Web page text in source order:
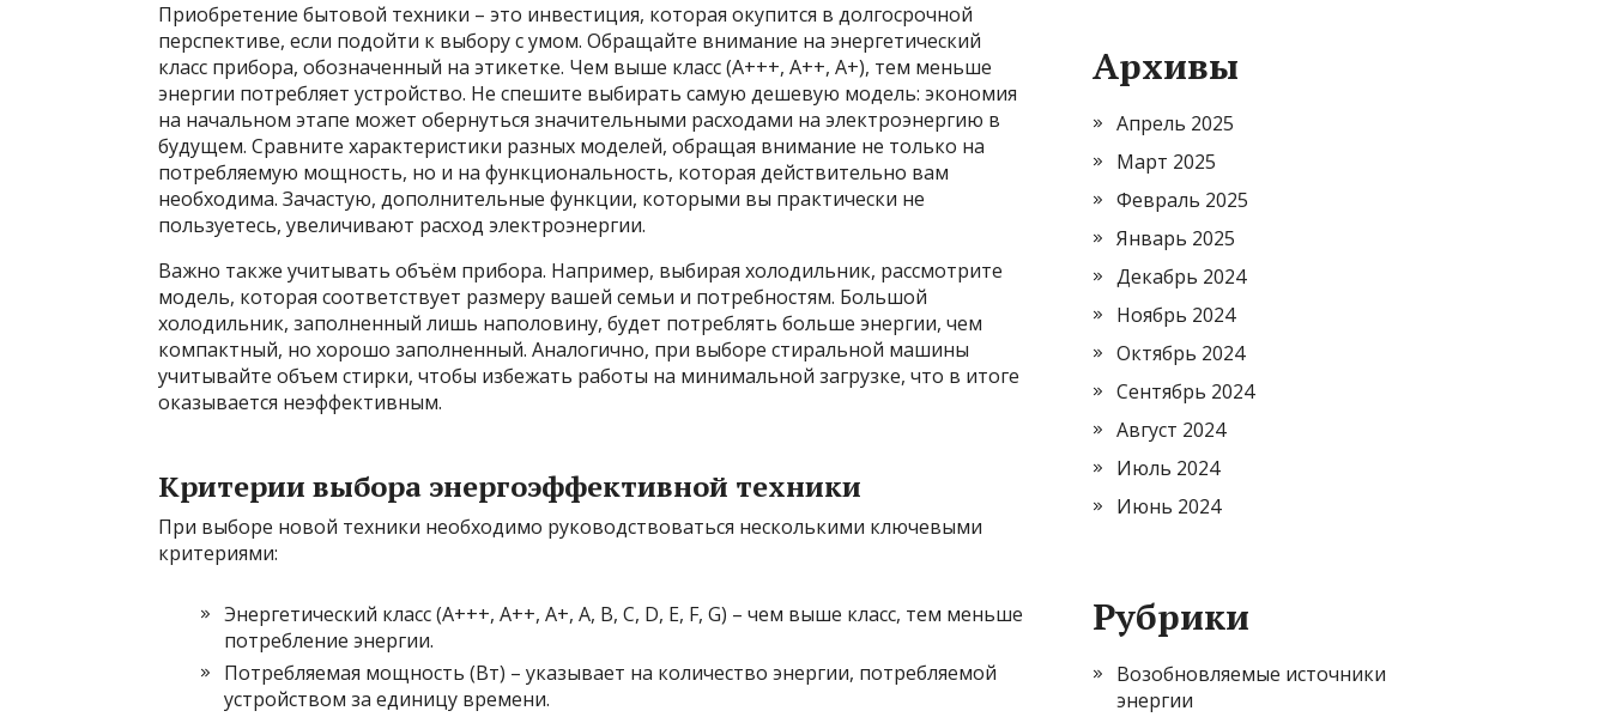
Приобретение бытовой техники – это инвестиция, которая окупится в долгосрочной
перспективе, если подойти к выбору с умом. Обращайте внимание на энергетический
класс прибора, обозначенный на этикетке. Чем выше класс (A+++, A++, A+), тем меньше
энергии потребляет устройство. Не спешите выбирать самую дешевую модель: экономия
на начальном этапе может обернуться значительными расходами на электроэнергию в
будущем. Сравните характеристики разных моделей, обращая внимание не только на
потребляемую мощность, но и на функциональность, которая действительно вам
необходима. Зачастую, дополнительные функции, которыми вы практически не
пользуетесь, увеличивают расход электроэнергии.
Важно также учитывать объём прибора. Например, выбирая холодильник, рассмотрите
модель, которая соответствует размеру вашей семьи и потребностям. Большой
холодильник, заполненный лишь наполовину, будет потреблять больше энергии, чем
компактный, но хорошо заполненный. Аналогично, при выборе стиральной машины
учитывайте объем стирки, чтобы избежать работы на минимальной загрузке, что в итоге
оказывается неэффективным.
Критерии выбора энергоэффективной техники
При выборе новой техники необходимо руководствоваться несколькими ключевыми
критериями:
Энергетический класс (A+++, A++, A+, A, B, C, D, E, F, G) – чем выше класс, тем меньше
потребление энергии.
Потребляемая мощность (Вт) – указывает на количество энергии, потребляемой
устройством за единицу времени.
Архивы
Апрель 2025
Март 2025
Февраль 2025
Январь 2025
Декабрь 2024
Ноябрь 2024
Октябрь 2024
Сентябрь 2024
Август 2024
Июль 2024
Июнь 2024
Рубрики
Возобновляемые источники
энергии